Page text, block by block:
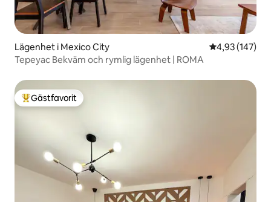
Lägenhet i Mexico City 4,93 av 5 i
4,93 (147)
Tepeyac Bekväm och rymlig lägenhet | ROMA
Populär gästfavorit
Gästfavorit